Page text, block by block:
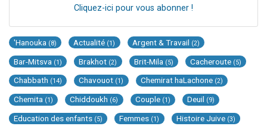
Cliquez-ici pour vous abonner !
'Hanouka (8) Actualité (1) Argent & Travail (2)
Bar-Mitsva (1) Brakhot (2) Brit-Mila (5) Cacheroute (5)
Chabbath (14) Chavouot (1) Chemirat haLachone (2)
Chemita (1) Chiddoukh (6) Couple (1) Deuil (9)
Education des enfants (5) Femmes (1) Histoire Juive (3)